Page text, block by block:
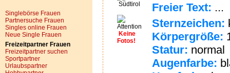
Singlebörse Frauen
Partnersuche Frauen
Singles online Frauen
Neue Single Frauen
Freizeitpartner Frauen
Freizeitpartner suchen
Sportpartner
Urlaubspartner
Südtirol
Keine
Fotos!
Freier Text: ...
Sternzeichen:
Körpergröße:
Statur: normal
Augenfarbe: